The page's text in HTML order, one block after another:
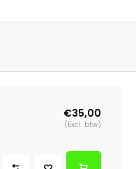
€35,00
(Excl. btw)